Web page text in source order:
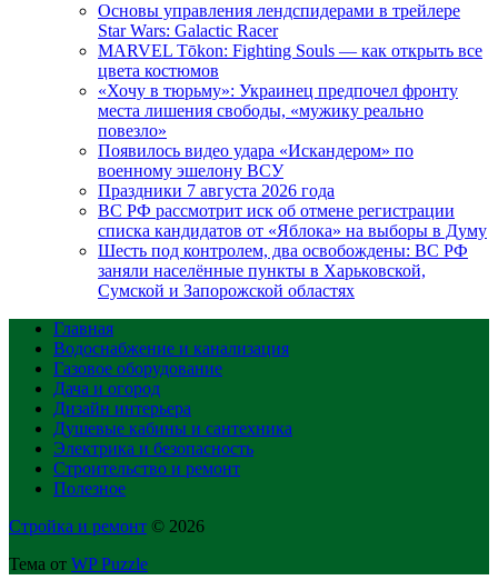
Основы управления лендспидерами в трейлере
Star Wars: Galactic Racer
MARVEL Tōkon: Fighting Souls — как открыть все
цвета костюмов
«Хочу в тюрьму»: Украинец предпочел фронту
места лишения свободы, «мужику реально
повезло»
Появилось видео удара «Искандером» по
военному эшелону ВСУ
Праздники 7 августа 2026 года
ВС РФ рассмотрит иск об отмене регистрации
списка кандидатов от «Яблока» на выборы в Думу
Шесть под контролем, два освобождены: ВС РФ
заняли населённые пункты в Харьковской,
Сумской и Запорожской областях
Главная
Водоснабжение и канализация
Газовое оборудование
Дача и огород
Дизайн интерьера
Душевые кабины и сантехника
Электрика и безопасность
Строительство и ремонт
Полезное
Стройка и ремонт © 2026
Тема от WP Puzzle